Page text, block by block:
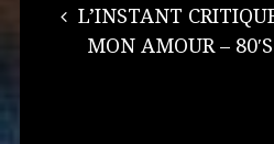
L’INSTANT
MON AMOUR –